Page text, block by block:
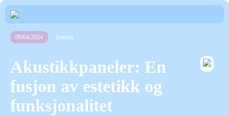
09/04/2024 Interiør
Akustikkpaneler: En
fusjon av estetikk og
funksjonalitet